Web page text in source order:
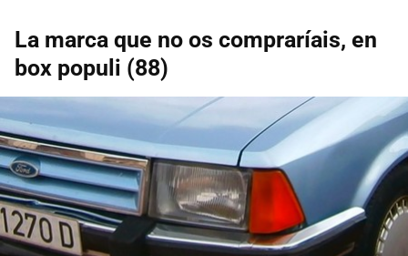
La marca que no os compraríais, en
box populi (88)